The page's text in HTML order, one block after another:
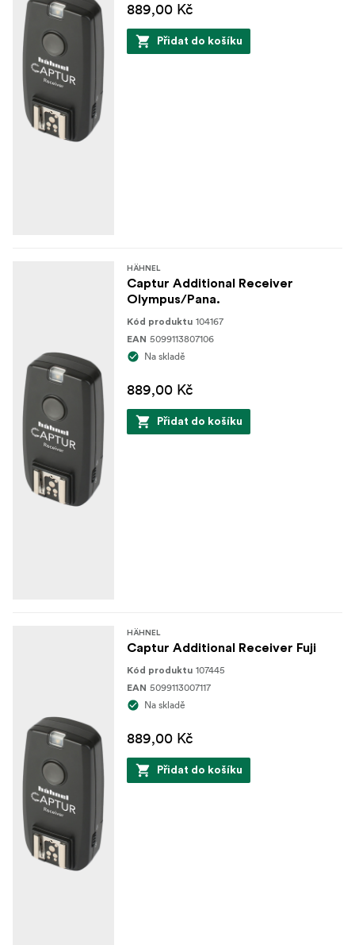
889,00 Kč
Přidat do košíku
HÄHNEL
Captur Additional Receiver
Olympus/Pana.
Kód produktu 104167
EAN 5099113807106
Na skladě
889,00 Kč
Přidat do košíku
HÄHNEL
Captur Additional Receiver Fuji
Kód produktu 107445
EAN 5099113007117
Na skladě
889,00 Kč
Přidat do košíku